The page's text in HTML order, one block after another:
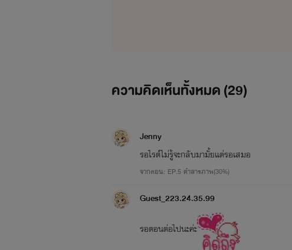
ความคิดเห็นทั้งหมด (29)
Jenny
รอไรต์ไม่รู้จะกลับมามั้ยแต่รอเสมอ
จากตอน: EP.5 คำสารภาพ(30%)
Guest_223.24.35.99
รอตอนต่อไปนะค่ะ